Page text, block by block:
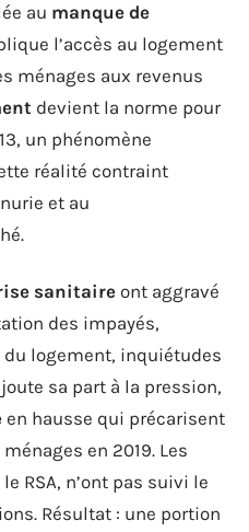
au manque de
l’accès au logement
ménages aux revenus
devient la norme pour
un phénomène
réalité contraint
et au
sanitaire ont aggravé
des impayés,
logement, inquiétudes
sa part à la pression,
en hausse qui précarisent
en 2019. Les
RSA, n’ont pas suivi le
Résultat : une portion